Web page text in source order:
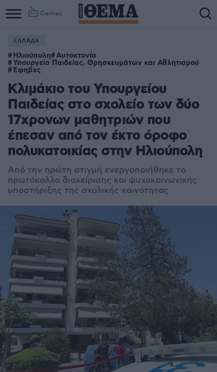
Games
ΕΛΛΑΔΑ
Ηλιούπολη Αυτοκτονία
Υπουργείο Παιδείας, Θρησκευμάτων και Αθλητισμού
Έφηβες
Κλιμάκιο του Υπουργείου
Παιδείας στο σχολείο των δύο
17χρονων μαθητριών που
έπεσαν από τον έκτο όροφο
πολυκατοικίας στην Ηλιούπολη
Από την πρώτη στιγμή ενεργοποιήθηκε το
πρωτόκολλο διαχείρισης και ψυχοκοινωνικής
υποστήριξης της σχολικής κοινότητας